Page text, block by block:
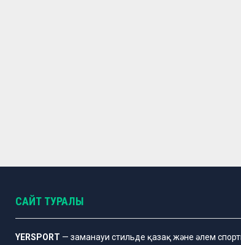
САЙТ ТУРАЛЫ
YERSPORT — заманауи стильде қазақ және әлем